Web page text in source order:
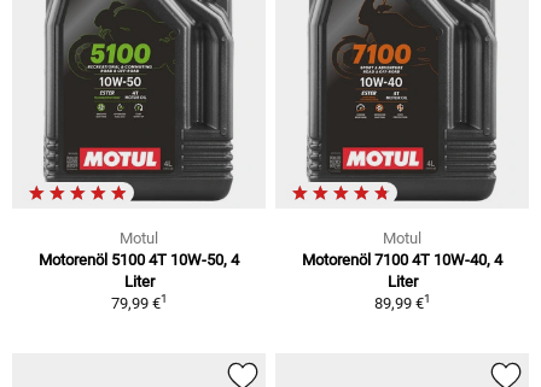
Motul
Motorenöl 5100 4T 10W-50, 4
Liter
79,99 €1
Motul
Motorenöl 7100 4T 10W-40, 4
Liter
89,99 €1